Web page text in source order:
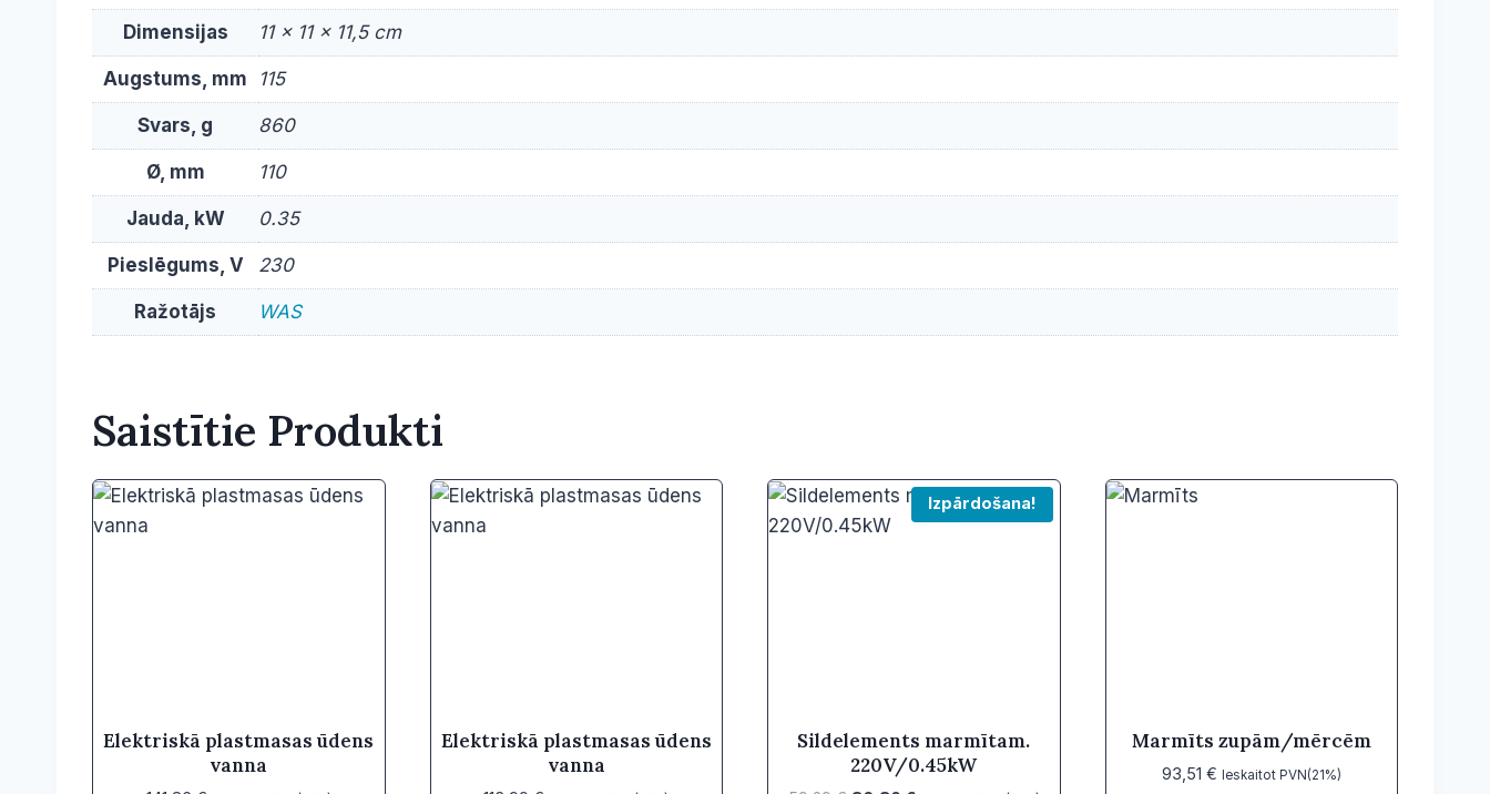
Dimensijas 11 × 11 × 11,5 cm
Augstums, mm 115
Svars, g 860
Ø, mm 110
Jauda, kW 0.35
Pieslēgums, V 230
Ražotājs WAS
Saistītie Produkti
Elektriskā plastmasas ūdens
vanna
Elektriskā plastmasas ūdens
vanna
Izpārdošana!
Sildelements marmītam.
220V/0.45kW
Marmīts zupām/mērcēm
93,51 € Ieskaitot PVN(21%)